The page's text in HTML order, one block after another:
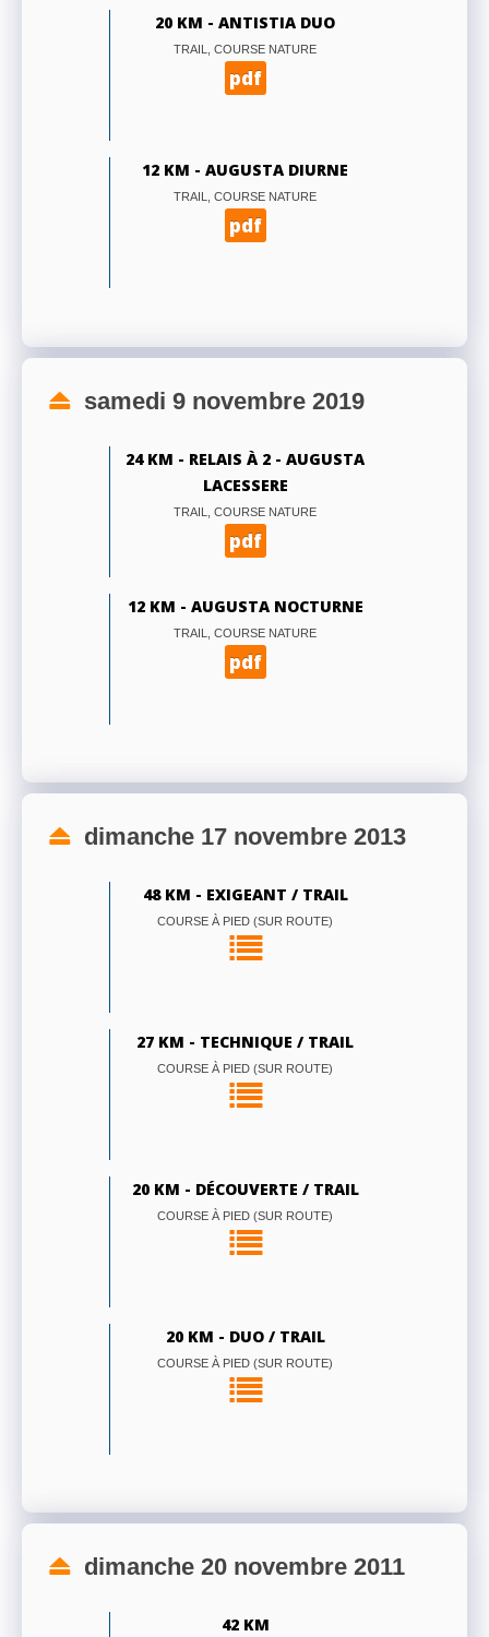
20 KM - ANTISTIA DUO
TRAIL, COURSE NATURE
pdf
12 KM - AUGUSTA DIURNE
TRAIL, COURSE NATURE
pdf
samedi 9 novembre 2019
24 KM - RELAIS À 2 - AUGUSTA
LACESSERE
TRAIL, COURSE NATURE
pdf
12 KM - AUGUSTA NOCTURNE
TRAIL, COURSE NATURE
pdf
dimanche 17 novembre 2013
48 KM - EXIGEANT / TRAIL
COURSE À PIED (SUR ROUTE)
27 KM - TECHNIQUE / TRAIL
COURSE À PIED (SUR ROUTE)
20 KM - DÉCOUVERTE / TRAIL
COURSE À PIED (SUR ROUTE)
20 KM - DUO / TRAIL
COURSE À PIED (SUR ROUTE)
dimanche 20 novembre 2011
42 KM